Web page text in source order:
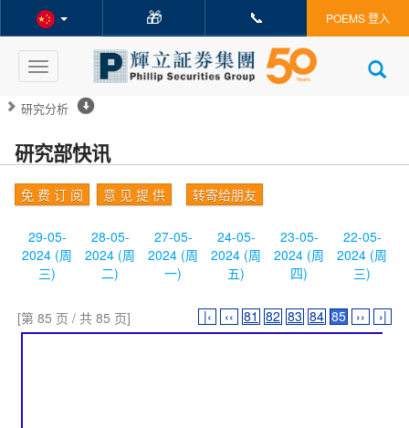
🎁 📞 POEMS 登入
Toggle
navigation
研究分析
研究部快讯
免 费 订 阅 意 见 提 供 转寄给朋友
29-05-
2024 (周
三)
28-05-
2024 (周
二)
27-05-
2024 (周
一)
24-05-
2024 (周
五)
23-05-
2024 (周
四)
22-05-
2024 (周
三)
[第 85 页 / 共 85 页] |‹ ‹‹ 81 82 83 84 85 ›› ›|